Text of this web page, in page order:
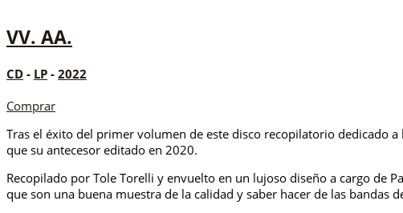
VV. AA.
CD - LP - 2022
Comprar
Tras el éxito del primer volumen de este disco recopilatorio dedicado
que su antecesor editado en 2020.
Recopilado por Tole Torelli y envuelto en un lujoso diseño a cargo de
que son una buena muestra de la calidad y saber hacer de las bandas